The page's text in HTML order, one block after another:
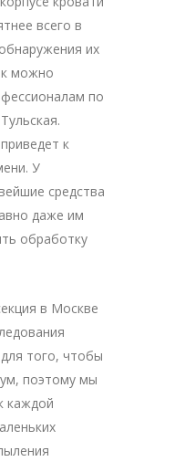
всего в
их
можно
по
к
У
средства
даже им
обработку
в Москве
того, чтобы
поэтому мы
каждой